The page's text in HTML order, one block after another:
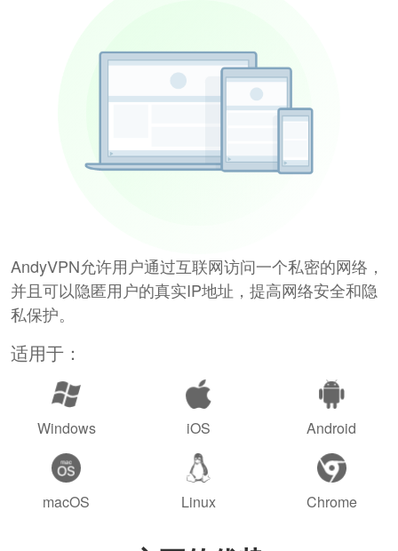
AndyVPN允许用户通过互联网访问一个私密的网络，
并且可以隐匿用户的真实IP地址，提高网络安全和隐
私保护。
适用于：
Windows iOS Android
macOS Linux Chrome